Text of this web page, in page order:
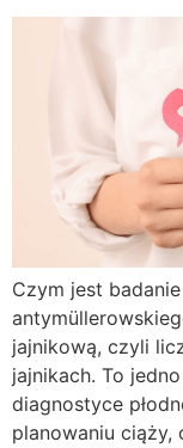
Czym jest
jajnikową, czyli
jajnikach. To
diagnostyce
planowaniu ciąży,